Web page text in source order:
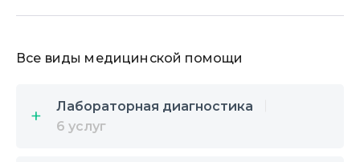
Все виды медицинской помощи
Лабораторная диагностика
6 услуг